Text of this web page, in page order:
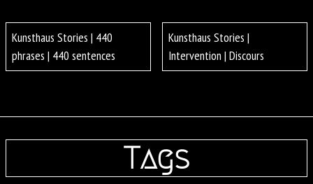
Kunsthaus Stories | 440
phrases | 440 sentences
Kunsthaus Stories |
Intervention | Discours
Tags